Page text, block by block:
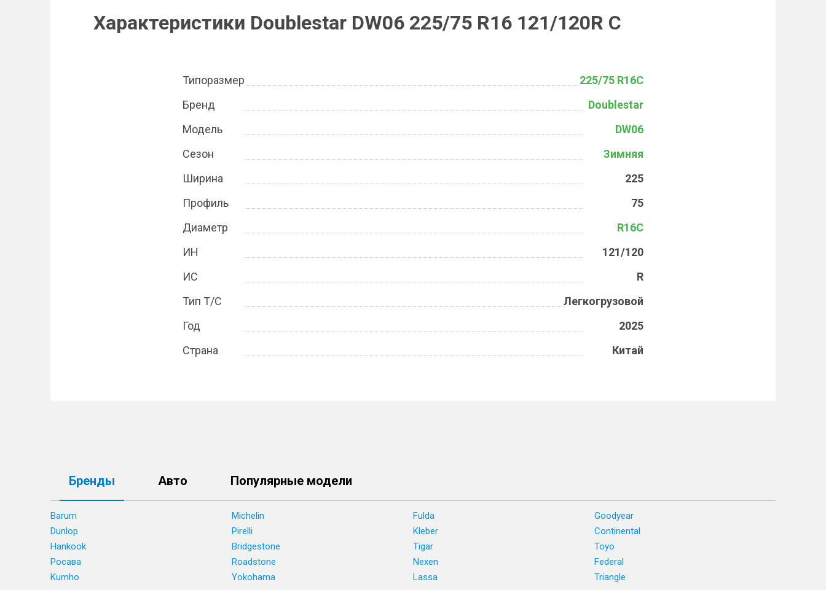
Характеристики Doublestar DW06 225/75 R16 121/120R C
Типоразмер
225/75 R16C
Бренд
Doublestar
Модель
DW06
Сезон
Зимняя
Ширина
225
Профиль
75
Диаметр
R16C
ИН
121/120
ИС
R
Тип Т/С
Легкогрузовой
Год
2025
Страна
Китай
Бренды Авто Популярные модели
Barum Michelin Fulda
Goodyear
Dunlop
Pirelli Kleber
Continental
Hankook
Bridgestone Tigar
Toyo
Росава
Roadstone Nexen
Federal
Kumho
Yokohama Lassa Triangle